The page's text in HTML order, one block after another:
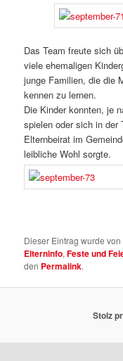
Das Team freute sich
viele ehemaligen
junge Familien, die die
kennen zu lernen.
Die Kinder konnten, je
spielen oder sich in der
Elternbeirat im
leibliche Wohl sorgte.
Dieser Eintrag wurde von
Elterninfo,Feste und
den Permalink.
Stolz